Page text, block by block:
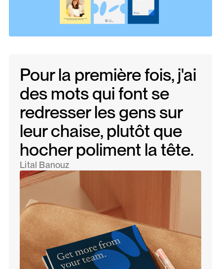
Pour la première fois, j'ai
des mots qui font se
redresser les gens sur
leur chaise, plutôt que
hocher poliment la tête.
Lital Banouz